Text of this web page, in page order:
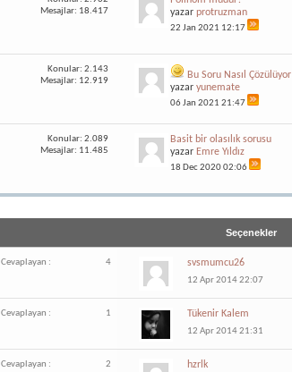
Mesajlar: 18.417
yazarprotruzman
22 Jan 2021 12:17
Konular: 2.143
Mesajlar: 12.919
Bu Soru Nasıl Çözülüyor
yazaryunemate
06 Jan 202121:47
Konular: 2.089
Mesajlar: 11.485
Basit bir olasılık sorusu
yazar Emre Yıldız
18 Dec 202002:06
Seçenekler
Cevaplayan : 4 svsmumcu26
12 Apr 2014 22:07
Cevaplayan : 1 Tükenir Kalem
12 Apr 2014 21:31
Cevaplayan : 2 hzrlk